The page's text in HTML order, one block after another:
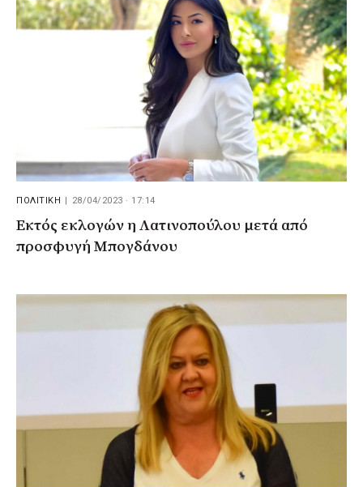
ΠΟΛΙΤΙΚΗ 28/04/2023 · 17:14
Εκτός εκλογών η Λατινοπούλου μετά από
προσφυγή Μπογδάνου